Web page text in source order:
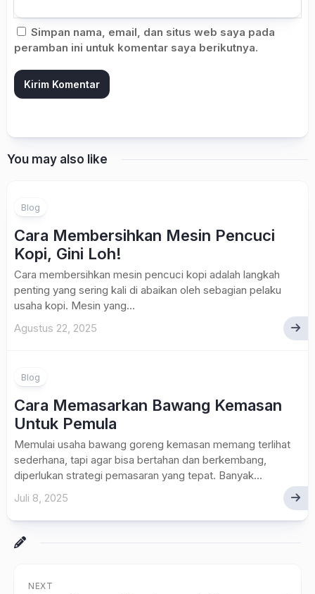
Simpan nama, email, dan situs web saya pada
peramban ini untuk komentar saya berikutnya.
You may also like
Blog
Cara Membersihkan Mesin Pencuci
Kopi, Gini Loh!
Cara membersihkan mesin pencuci kopi adalah langkah
penting yang sering kali di abaikan oleh sebagian pelaku
usaha kopi. Mesin yang...
Agustus 22, 2025
Blog
Cara Memasarkan Bawang Kemasan
Untuk Pemula
Memulai usaha bawang goreng kemasan memang terlihat
sederhana, tapi agar bisa bertahan dan berkembang,
diperlukan strategi pemasaran yang tepat. Banyak...
Juli 8, 2025
NEXT